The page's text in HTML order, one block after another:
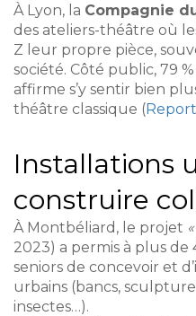
À Lyon, la Compagnie
des ateliers-théâtre où
Z leur propre pièce,
société. Côté public, 79
affirme s’y sentir bien
théâtre classique (
Installations
construire
À Montbéliard, le projet
2023) a permis à plus
seniors de concevoir et
urbains (bancs,
insectes…).